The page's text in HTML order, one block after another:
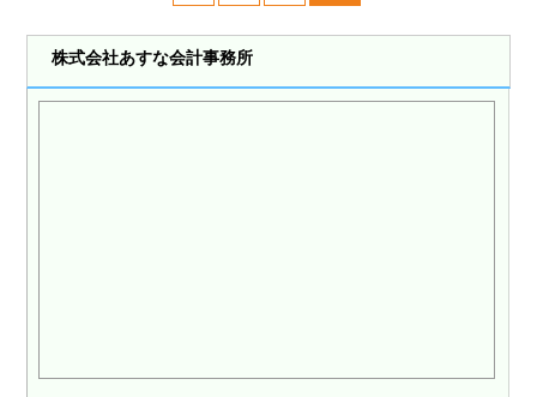
株式会社あすな会計事務所